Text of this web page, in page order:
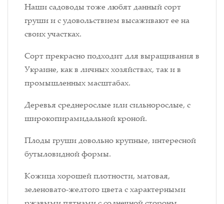
Наши садоводы тоже любят данный сорт
груши и с удовольствием высаживают ее на
своих участках.
Сорт прекрасно подходит для выращивания в
Украине, как в личных хозяйствах, так и в
промышленных масштабах.
Деревья среднерослые или сильнорослые, с
широкопирамидальной кроной.
Плоды груши довольно крупные, интересной
бутыловидной формы.
Кожица хорошей плотности, матовая,
зеленовато-желтого цвета с характерными